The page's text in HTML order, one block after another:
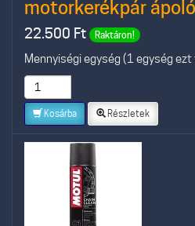
motorkerékpár
22.500 Ft Raktáron!
Mennyiségi egység (1 egység
Kosárba Részletek